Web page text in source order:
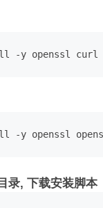
-y openssl curl
-y openssl
录, 下载安装脚本